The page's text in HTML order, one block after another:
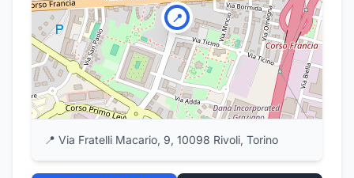
📍
📍 Via Fratelli Macario, 9, 10098 Rivoli, Torino